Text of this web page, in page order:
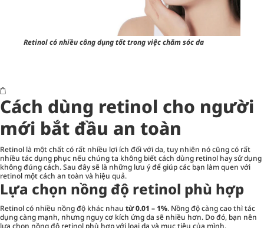
Retinol có nhiều công dụng tốt trong việc chăm sóc da
Cách dùng retinol cho người
mới bắt đầu an toàn
Retinol là một chất có rất nhiều lợi ích đối với da, tuy nhiên nó cũng có rất
nhiều tác dụng phục nếu chúng ta không biết cách dùng retinol hay sử dụng
không đúng cách. Sau đây sẽ là những lưu ý để giúp các bạn làm quen với
retinol một cách an toàn và hiệu quả.
Lựa chọn nồng độ retinol phù hợp
Retinol có nhiều nồng độ khác nhau từ0.01 – 1%. Nồng độ càng cao thì tác
dụng càng mạnh, nhưng nguy cơ kích ứng da sẽ nhiều hơn. Do đó, bạn nên
lựa chọn nồng độ retinol phù hợp với loại da và mục tiêu của mình.